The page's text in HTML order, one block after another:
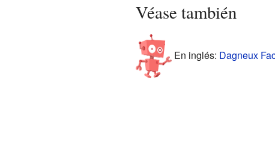
Véase también
En inglés: Dagneux